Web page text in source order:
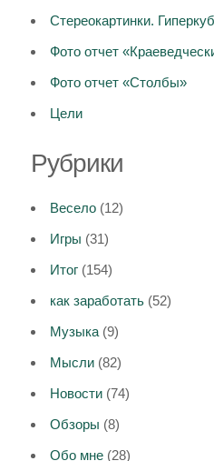
Стереокартинки.
Фото отчет
Фото отчет «Столбы»
Цели
Рубрики
Весело(12)
Игры (31)
Итог(154)
как заработать(52)
Музыка(9)
Мысли(82)
Новости(74)
Обзоры (8)
Обо мне(28)